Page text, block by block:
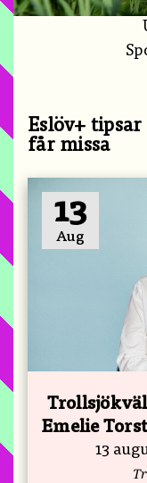
Eslöv+
får missa
13
Aug
Emelie
13